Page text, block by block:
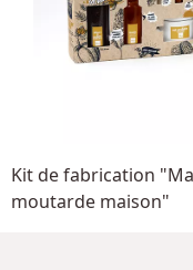
Kit de fabrication "Ma
moutarde maison"